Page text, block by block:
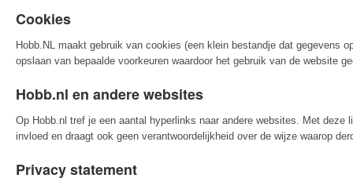
Cookies
Hobb.NL maakt gebruik van cookies (een klein bestandje dat gegevens
opslaan van bepaalde voorkeuren waardoor het gebruik van de website
Hobb.nl en andere websites
Op Hobb.nl tref je een aantal hyperlinks naar andere websites. Met
invloed en draagt ook geen verantwoordelijkheid over de wijze waarop
Privacy statement